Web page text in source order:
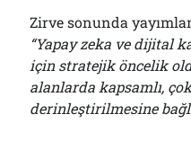
Zirve sonunda
“Yapay zeka ve dijital
için stratejik öncelik
alanlarda kapsamlı,
derinleştirilmesine